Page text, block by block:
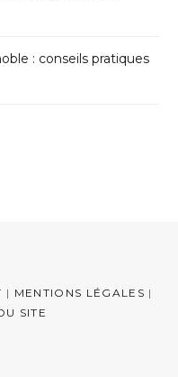
: conseils pratiques
| MENTIONS LÉGALES |
SITE